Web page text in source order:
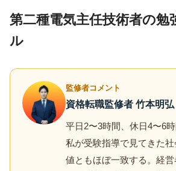
第二種電気主任技術者の勉
ル
監修者コメント
資格転職監修者 竹本明弘
平日2〜3時間、休日4〜6時
私が受験指導で見てきた
値ともほぼ一致する。経営